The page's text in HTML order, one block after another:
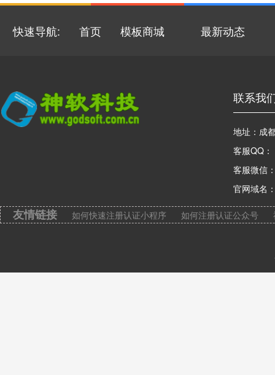
快速导航: 首页 模板商城 最新动态
联系我
地址：成
客服QQ：
客服微信
官网域名
友情链接 如何快速注册认证小程序 如何注册认证公众号